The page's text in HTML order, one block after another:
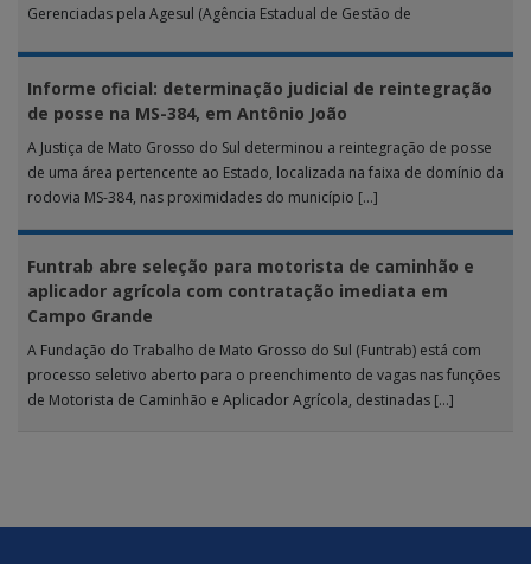
Gerenciadas pela Agesul (Agência Estadual de Gestão de
Informe oficial: determinação judicial de reintegração
de posse na MS-384, em Antônio João
A Justiça de Mato Grosso do Sul determinou a reintegração de posse
de uma área pertencente ao Estado, localizada na faixa de domínio da
rodovia MS-384, nas proximidades do município […]
Funtrab abre seleção para motorista de caminhão e
aplicador agrícola com contratação imediata em
Campo Grande
A Fundação do Trabalho de Mato Grosso do Sul (Funtrab) está com
processo seletivo aberto para o preenchimento de vagas nas funções
de Motorista de Caminhão e Aplicador Agrícola, destinadas […]